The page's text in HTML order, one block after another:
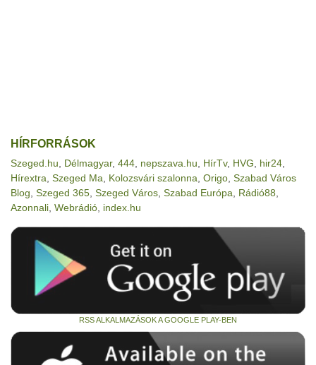
HÍRFORRÁSOK
Szeged.hu Délmagyar, 444 nepszava.hu HírTv, HVG hir24
Hírextra Szeged Ma Kolozsvári szalonna Origo Szabad Város
Blog Szeged 365 Szeged Város Szabad Európa Rádió88
Azonnali Webrádió index.hu
RSS ALKALMAZÁSOK A GOOGLE PLAY-BEN